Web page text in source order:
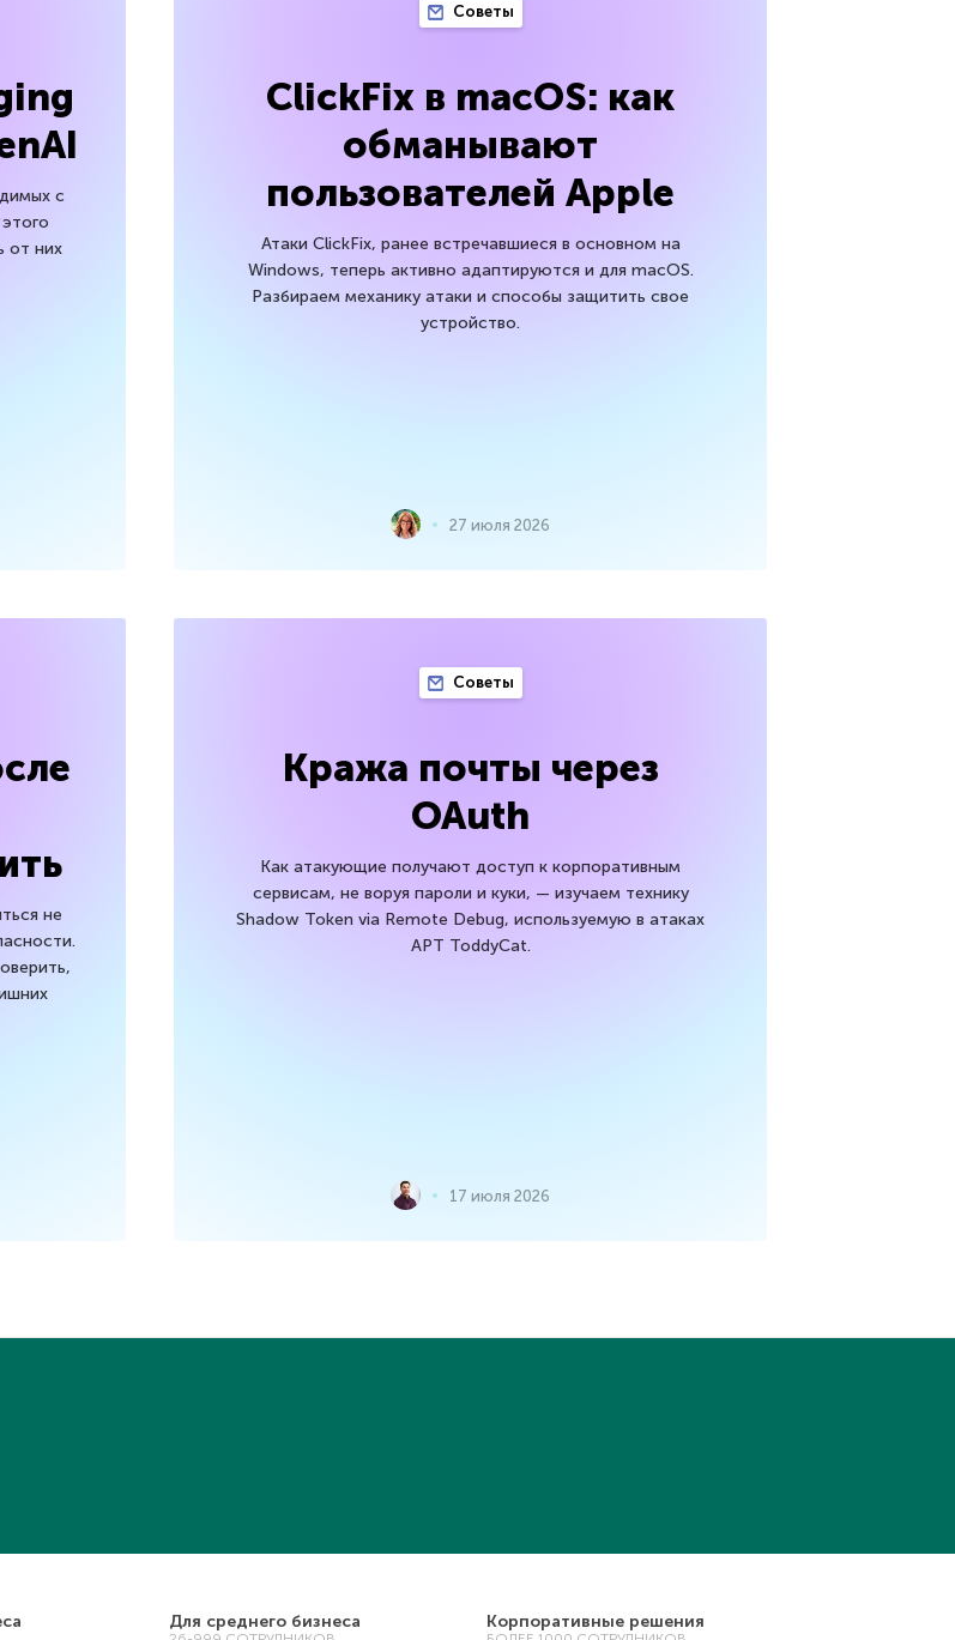
с
от них
Советы
ClickFix в macOS: как
обманывают
пользователей Apple
Атаки ClickFix, ранее встречавшиеся в основном на
Windows, теперь активно адаптируются и для macOS.
Разбираем механику атаки и способы защитить свое
устройство.
27 июля 2026
не
Советы
Кража почты через
OAuth
Как атакующие получают доступ к корпоративным
сервисам, не воруя пароли и куки, — изучаем технику
Shadow Token via Remote Debug, используемую в атаках
APT ToddyCat.
17 июля 2026
Для среднего бизнеса Корпоративные решения